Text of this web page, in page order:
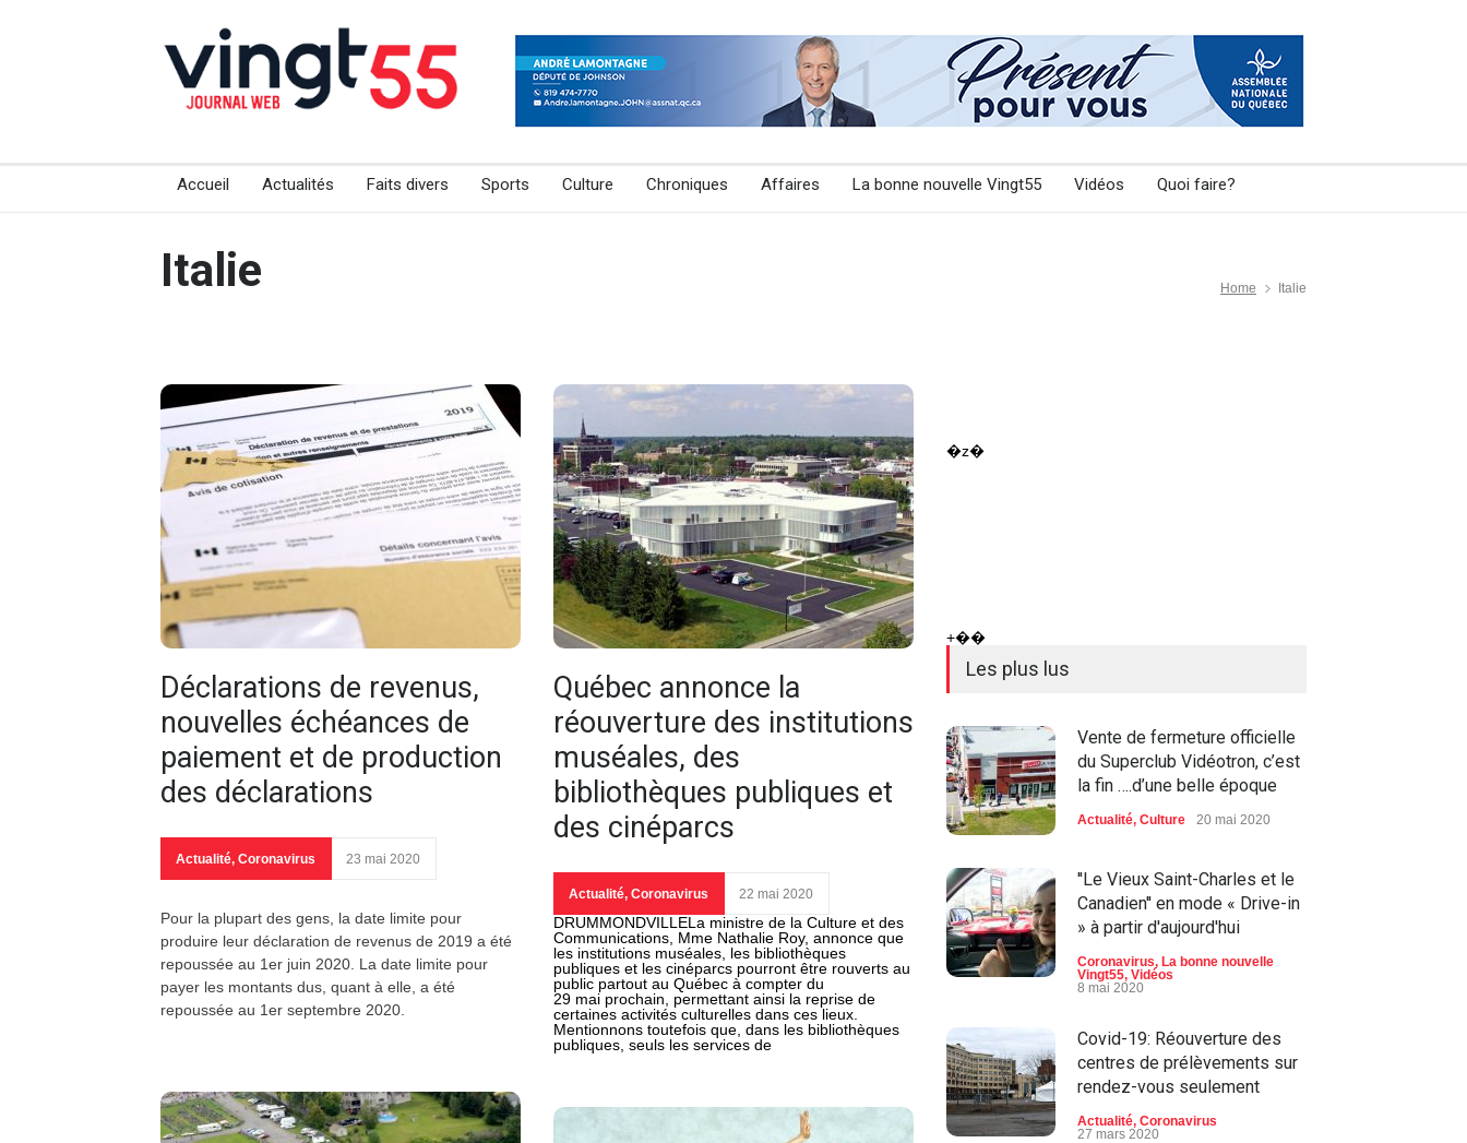
Accueil Actualités Faits divers Sports Culture Chroniques Affaires La bonne nouvelle Vingt55 Vidéos Quoi faire?
Italie Home Italie
Déclarations de revenus,
nouvelles échéances de
paiement et de production
des déclarations
Actualité, Coronavirus 23 mai 2020
Pour la plupart des gens, la date limite pour
produire leur déclaration de revenus de 2019 a été
repoussée au 1er juin 2020. La date limite pour
payer les montants dus, quant à elle, a été
repoussée au 1er septembre 2020.
Québec annonce la
réouverture des institutions
muséales, des
bibliothèques publiques et
des cinéparcs
Actualité, Coronavirus 22 mai 2020
DRUMMONDVILLELa ministre de la Culture et des
Communications, Mme Nathalie Roy, annonce que
les institutions muséales, les bibliothèques
publiques et les cinéparcs pourront être rouverts au
public partout au Québec à compter du
29 mai prochain, permettant ainsi la reprise de
certaines activités culturelles dans ces lieux.
Mentionnons toutefois que, dans les bibliothèques
publiques, seuls les services de
�z�
+��
Les plus lus
Vente de fermeture officielle
du Superclub Vidéotron, c’est
la fin ….d’une belle époque
Actualité, Culture 20 mai 2020
''Le Vieux Saint-Charles et le
Canadien'' en mode « Drive-in
» à partir d'aujourd'hui
Coronavirus, La bonne nouvelle
Vingt55, Vidéos
8 mai 2020
Covid-19: Réouverture des
centres de prélèvements sur
rendez-vous seulement
Actualité, Coronavirus
27 mars 2020